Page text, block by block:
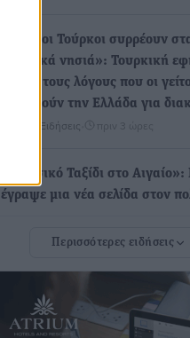
«Γιατί οι Τούρκοι συρρέουν
ελληνικά νησιά»: Τουρκική
εξηγεί τους λόγους που οι
προτιμούν την Ελλάδα για
Τοπικές Ειδήσεις πριν 3 ώρες
«Μουσικό Ταξίδι στο
έγραψε μια νέα σελίδα στον
Νοσοκομείου Ρόδου και
των ελλείψεων προσωπικού
ανακοίνωσε ο Άδωνις
Περισσότερες ειδήσεις